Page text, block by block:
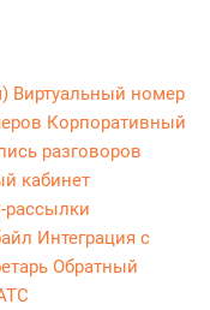
Виртуальный номер
Корпоративный
разговоров
кабинет
Интеграция с
Обратный